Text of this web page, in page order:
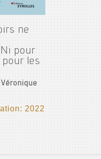
ne
pour
les
2022